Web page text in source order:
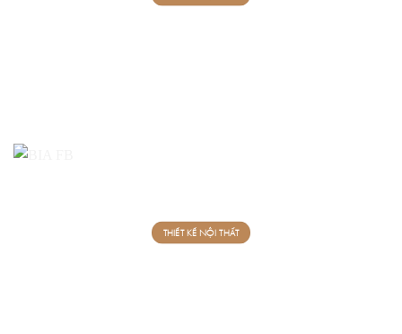
THIẾT KẾ NỘI THẤT